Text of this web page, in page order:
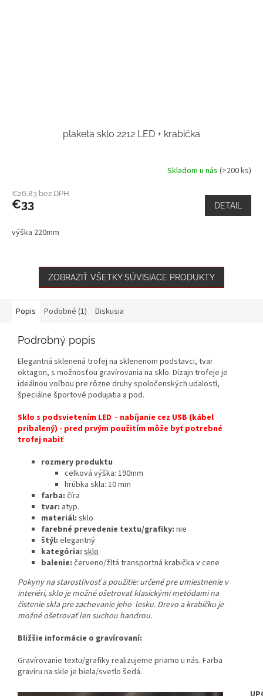
plaketa sklo 2212 LED + krabička
Skladom u nás (>200 ks)
€26,83 bez DPH
€33 DETAIL
výška 220mm
ZOBRAZIŤ VŠETKY SÚVISIACE PRODUKTY
Popis Podobné (1) Diskusia
Podrobný popis
Elegantná sklenená trofej na sklenenom podstavci, tvar
oktagon, s možnosťou gravírovania na sklo. Dizajn trofeje je
ideálnou voľbou pre rôzne druhy spoločenských udalostí,
špeciálne športové podujatia a pod.
Sklo s podsvietením LED - nabíjanie cez USB (kábel
pribalený) - pred prvým použitím môže byť potrebné
trofej nabiť
rozmery produktu
celková výška: 190mm
hrúbka skla: 10 mm
farba: číra
tvar: atyp.
materiál: sklo
farebné prevedenie textu/grafiky: nie
štýl: elegantný
kategória: sklo
balenie: červeno/žltá transportná krabička v cene
Pokyny na starostlivosť a použitie: určené pre umiestnenie v
interiéri, sklo je možné ošetrovať klasickými metódami na
čistenie skla pre zachovanie jeho lesku. Drevo a krabičku je
možné ošetrovať len suchou handrou.
Bližšie informácie o gravírovaní:
Gravírovanie textu/grafiky realizujeme priamo u nás. Farba
gravíru na skle je biela/svetlo šedá.